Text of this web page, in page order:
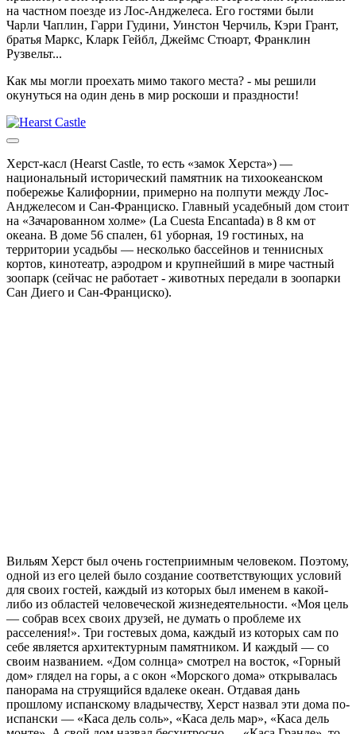
на частном поезде из Лос-Анджелеса. Его гостями были
Чарли Чаплин, Гарри Гудини, Уинстон Черчиль, Кэри Грант,
братья Маркс, Кларк Гейбл, Джеймс Стюарт, Франклин
Рузвельт...
Как мы могли проехать мимо такого места? - мы решили
окунуться на один день в мир роскоши и праздности!
Херст-касл (Hearst Castle, то есть «замок Херста») —
национальный исторический памятник на тихоокеанском
побережье Калифорнии, примерно на полпути между Лос-
Анджелесом и Сан-Франциско. Главный усадебный дом стоит
на «Зачарованном холме» (La Cuesta Encantada) в 8 км от
океана. В доме 56 спален, 61 уборная, 19 гостиных, на
территории усадьбы — несколько бассейнов и теннисных
кортов, кинотеатр, аэродром и крупнейший в мире частный
зоопарк (сейчас не работает - животных передали в зоопарки
Сан Диего и Сан-Франциско).
Вильям Херст был очень гостеприимным человеком. Поэтому,
одной из его целей было создание соответствующих условий
для своих гостей, каждый из которых был именем в какой-
либо из областей человеческой жизнедеятельности. «Моя цель
— собрав всех своих друзей, не думать о проблеме их
расселения!». Три гостевых дома, каждый из которых сам по
себе является архитектурным памятником. И каждый — со
своим названием. «Дом солнца» смотрел на восток, «Горный
дом» глядел на горы, а с окон «Морского дома» открывалась
панорама на струящийся вдалеке океан. Отдавая дань
прошлому испанскому владычеству, Херст назвал эти дома по-
испански — «Каса дель соль», «Каса дель мар», «Каса дель